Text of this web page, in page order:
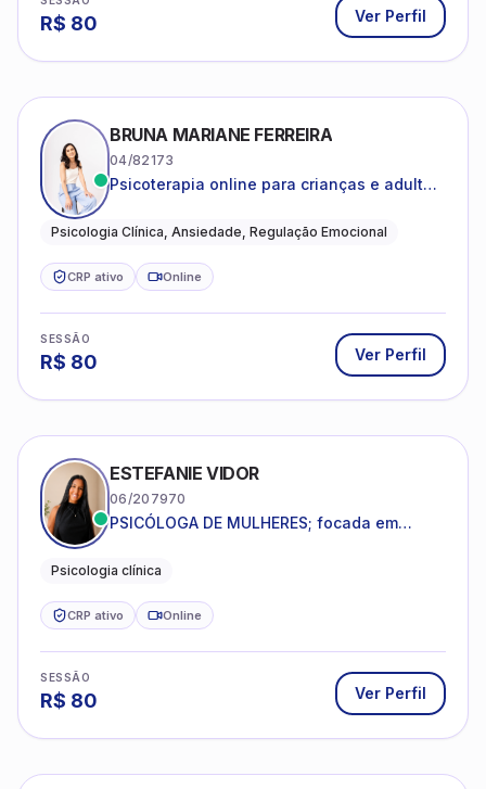
R$ 80 Ver Perfil
BRUNA MARIANE FERREIRA
04/82173
Psicoterapia online para crianças e adultos
reduzir a ansiedade e construir uma vida
Psicologia Clínica, Ansiedade, Regulação Emocional
CRP ativo Online
SESSÃO
R$ 80 Ver Perfil
ESTEFANIE VIDOR
06/207970
PSICÓLOGA DE MULHERES; focada em
dentro da sua realidade.
Psicologia clínica
CRP ativo Online
SESSÃO
R$ 80 Ver Perfil